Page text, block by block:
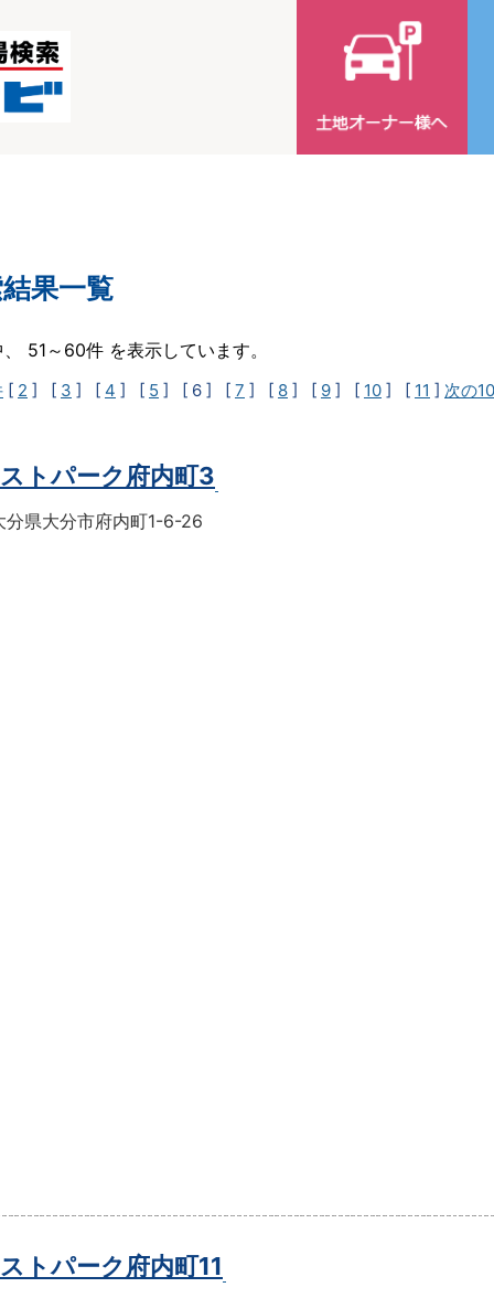
果一覧
51～60件 を表示しています。
[ 2 ] [ 3 ] [ 4 ] [ 5 ] [ 6 ] [ 7 ] [ 8 ] [ 9 ] [ 10 ] [ 11 ] 次の
ストパーク府内町3
分県大分市府内町1-6-26
トパーク府内町11